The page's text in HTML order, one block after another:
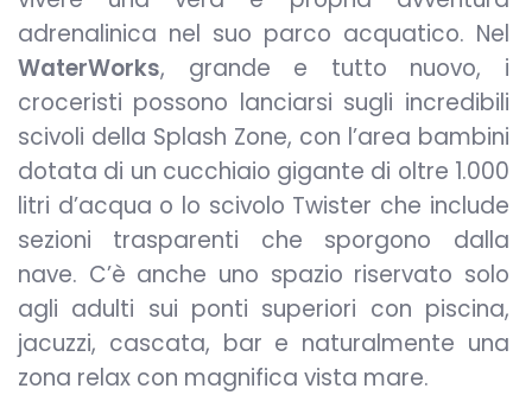
adrenalinica nel suo parco acquatico. Nel
WaterWorks, grande e tutto nuovo, i
croceristi possono lanciarsi sugli incredibili
scivoli della Splash Zone, con l’area bambini
dotata di un cucchiaio gigante di oltre 1.000
litri d’acqua o lo scivolo Twister che include
sezioni trasparenti che sporgono dalla
nave. C’è anche uno spazio riservato solo
agli adulti sui ponti superiori con piscina,
jacuzzi, cascata, bar e naturalmente una
zona relax con magnifica vista mare.